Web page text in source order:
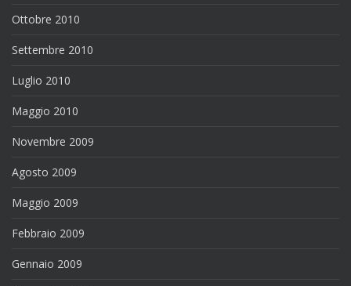
Ottobre 2010
Settembre 2010
Luglio 2010
Maggio 2010
Novembre 2009
Agosto 2009
Maggio 2009
Febbraio 2009
Gennaio 2009